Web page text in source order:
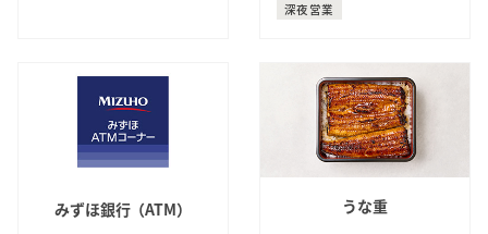
深夜営業
みずほ銀行（ATM） うな重